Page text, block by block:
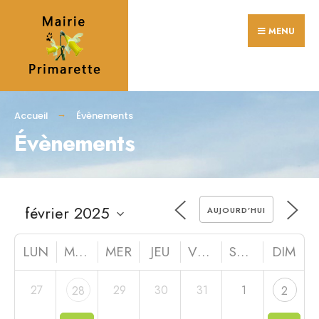
MENU
Accueil Évènements
Évènements
AUJOURD’HUI
LUN MAR MER JEU VEN SAM DIM
27 28 29 30 31 1 2